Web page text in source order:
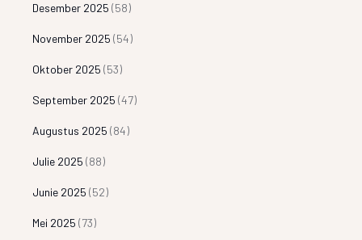
Desember 2025 (58)
November 2025 (54)
Oktober 2025 (53)
September 2025 (47)
Augustus 2025 (84)
Julie 2025 (88)
Junie 2025 (52)
Mei 2025 (73)